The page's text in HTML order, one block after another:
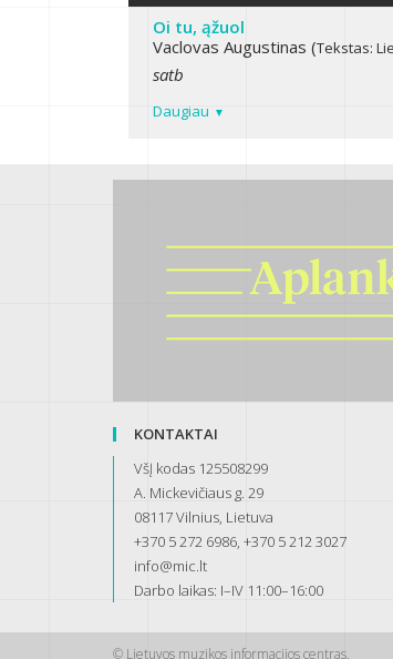
Oi tu, ąžuol
Vaclovas Augustinas (Tekstas:
satb
Daugiau
KONTAKTAI
VšĮ kodas 125508299
A. Mickevičiaus g. 29
08117 Vilnius, Lietuva
+370 5 272 6986, +370 5 212 3027
info@mic.lt
Darbo laikas: I–IV 11:00–16:00
© Lietuvos muzikos informacijos centras.